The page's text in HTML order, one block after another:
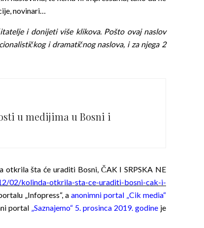
novinari…
i donijeti više klikova. Pošto ovaj naslov
i dramatičnog naslova, i za njega 2
u medijima u Bosni i
otkrila šta će uraditi Bosni, ČAK I SRPSKA NE
02/kolinda-otkrila-sta-ce-uraditi-bosni-cak-i-
„Infopress“, aanonimni portal „Cik media“
portal „Saznajemo“ 5. prosinca 2019. godineje